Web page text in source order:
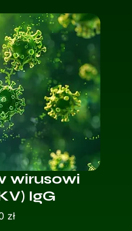
wirusowi
IgG
złCena